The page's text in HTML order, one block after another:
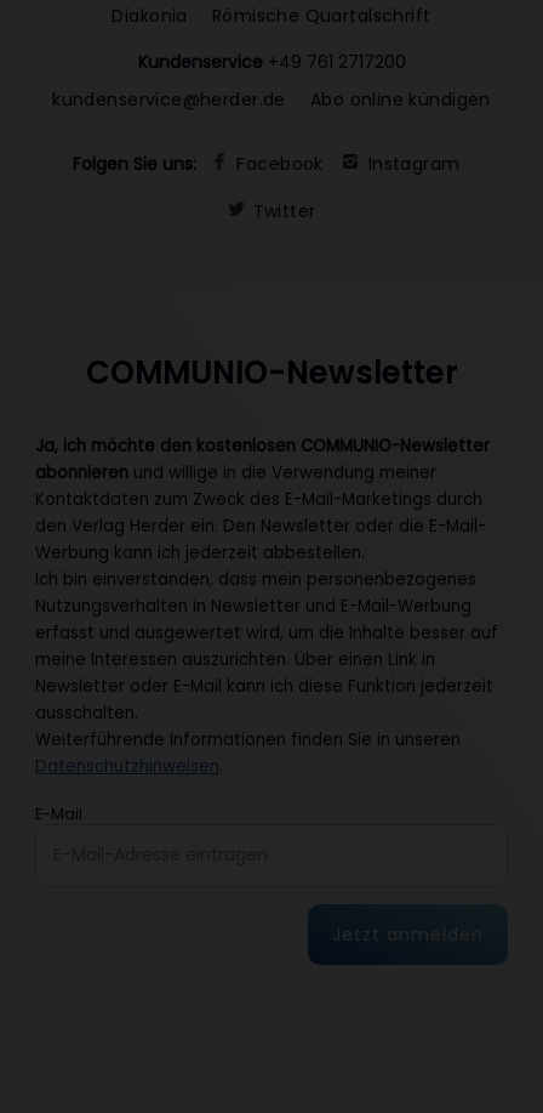
Diakonia
Römische Quartalschrift
Kundenservice +49 761 2717200
kundenservice@herder.de
Abo online kündigen
Folgen Sie uns: Facebook
Instagram
Twitter
COMMUNIO-Newsletter
Ja, ich möchte den kostenlosen COMMUNIO-Newsletter
abonnieren und willige in die Verwendung meiner
Kontaktdaten zum Zweck des E-Mail-Marketings durch
den Verlag Herder ein. Den Newsletter oder die E-Mail-
Werbung kann ich jederzeit abbestellen.
Ich bin einverstanden, dass mein personenbezogenes
Nutzungsverhalten in Newsletter und E-Mail-Werbung
erfasst und ausgewertet wird, um die Inhalte besser auf
meine Interessen auszurichten. Über einen Link in
Newsletter oder E-Mail kann ich diese Funktion jederzeit
ausschalten.
Weiterführende Informationen finden Sie in unseren
Datenschutzhinweisen.
E-Mail
Jetzt anmelden